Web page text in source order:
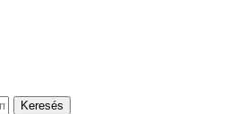
Keresés